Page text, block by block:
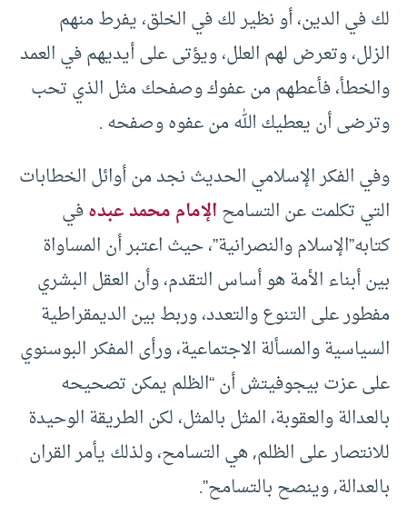
لك في الدين، أو نظير لك في الخلق، يفرط منهم
الزلل، وتعرض لهم العلل، ويؤتى على أيديهم في العمد
والخطأ، فأعطهم من عفوك وصفحك مثل الذي تحب
وترضى أن يعطيك الله من عفوه وصفحه .
وفي الفكر الإسلامي الحديث نجد من أوائل الخطابات
التي تكلمت عن التسامحالإمام محمد عبدهفي
كتابه”الإسلام والنصرانية”، حيث اعتبر أن المساواة
بين أبناء الأمة هو أساس التقدم، وأن العقل البشري
مفطور على التنوع والتعدد، وربط بين الديمقراطية
السياسية والمسألة الاجتماعية، ورأى المفكر البوسنوي
على عزت بيجوفيتش أن “الظلم يمكن تصحيحه
بالعدالة والعقوبة، المثل بالمثل، لكن الطريقة الوحيدة
للانتصار على الظلم, هي التسامح، ولذلك يأمر القران
بالعدالة, وينصح بالتسامح”.